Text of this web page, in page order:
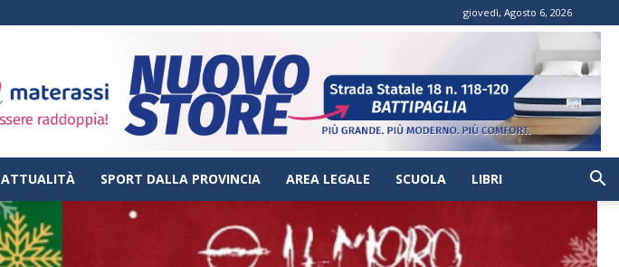
giovedì, Agosto 6, 2026
ATTUALITÀ SPORT DALLA PROVINCIA AREA LEGALE SCUOLA LIBRI